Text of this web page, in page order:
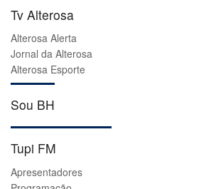
Tv Alterosa
Alterosa Alerta
Jornal da Alterosa
Alterosa Esporte
Sou BH
Tupi FM
Apresentadores